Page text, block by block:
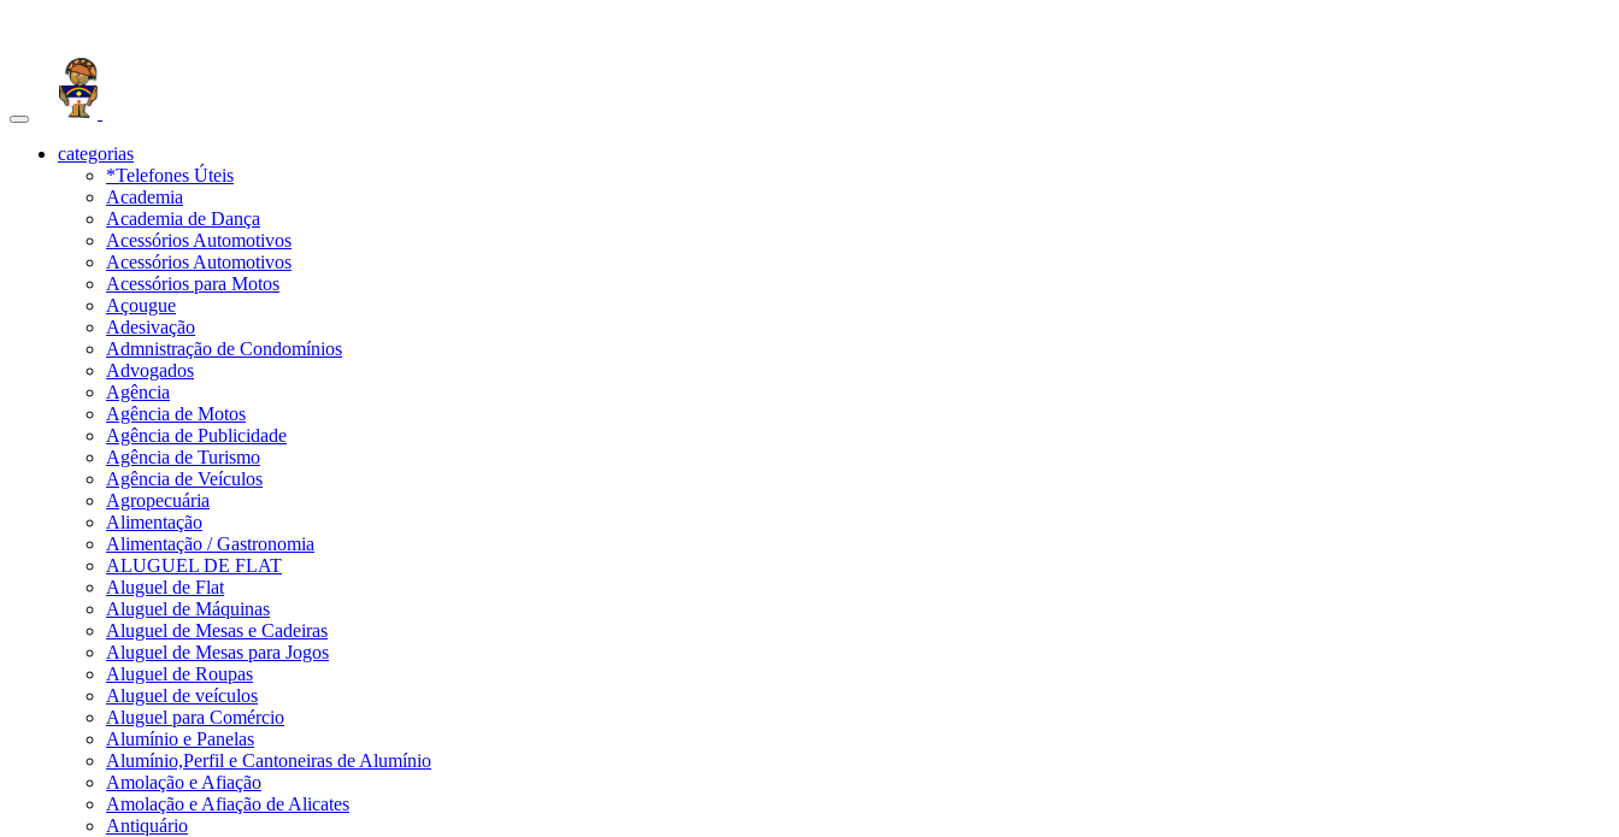
Toggle
navigationcategorias
*Telefones Úteis
Academia
Academia de Dança
Acessórios Automotivos
Acessórios Automotivos
Acessórios para Motos
Açougue
Adesivação
Admnistração de Condomínios
Advogados
Agência
Agência de Motos
Agência de Publicidade
Agência de Turismo
Agência de Veículos
Agropecuária
Alimentação
Alimentação / Gastronomia
ALUGUEL DE FLAT
Aluguel de Flat
Aluguel de Máquinas
Aluguel de Mesas e Cadeiras
Aluguel de Mesas para Jogos
Aluguel de Roupas
Aluguel de veículos
Aluguel para Comércio
Alumínio e Panelas
Alumínio,Perfil e Cantoneiras de Alumínio
Amolação e Afiação
Amolação e Afiação de Alicates
Antiquário